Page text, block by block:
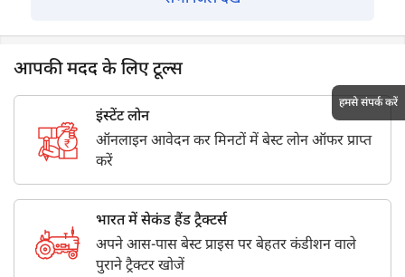
आपकी मदद के लिए टूल्स
इंस्टेंट लोन
ऑनलाइन आवेदन कर मिनटों में बेस्ट लोन ऑफर प्राप्त
करें
भारत में सेकंड हैंड ट्रैक्टर्स
अपने आस-पास बेस्ट प्राइस पर बेहतर कंडीशन वाले
पुराने ट्रैक्टर खोजें
हमसे संपर्क करें